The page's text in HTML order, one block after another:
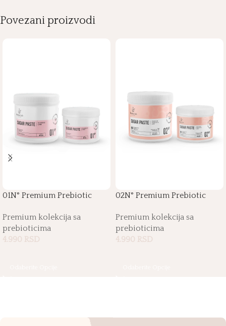
Povezani proizvodi
01N° Premium Prebiotic
Premium kolekcija sa
prebioticima
4.990 RSD
02N° Premium Prebiotic
Premium kolekcija sa
prebioticima
4.990 RSD